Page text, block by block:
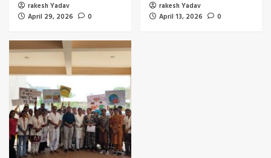
rakesh Yadav
April 29, 2026
0
rakesh Yadav
April 13, 2026
0